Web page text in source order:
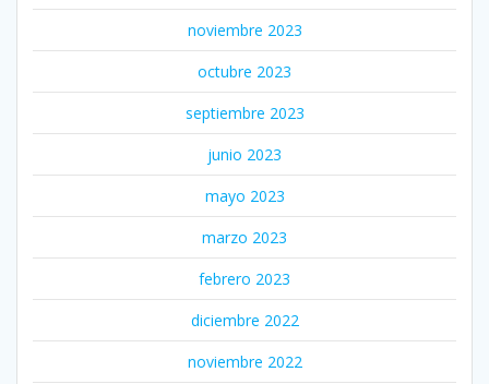
noviembre 2023
octubre 2023
septiembre 2023
junio 2023
mayo 2023
marzo 2023
febrero 2023
diciembre 2022
noviembre 2022